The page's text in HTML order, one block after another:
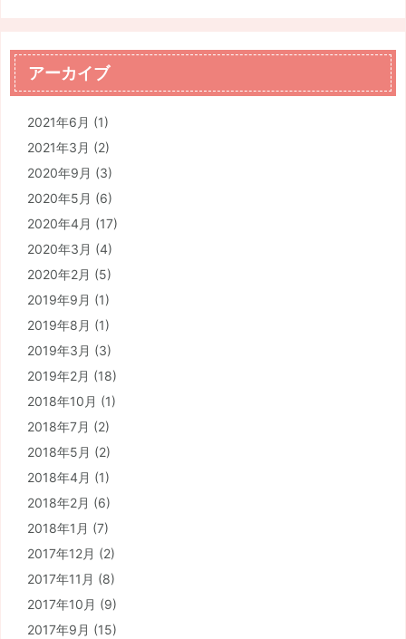
アーカイブ
2021年6月 (1)
2021年3月 (2)
2020年9月 (3)
2020年5月 (6)
2020年4月 (17)
2020年3月 (4)
2020年2月 (5)
2019年9月 (1)
2019年8月 (1)
2019年3月 (3)
2019年2月 (18)
2018年10月 (1)
2018年7月 (2)
2018年5月 (2)
2018年4月 (1)
2018年2月 (6)
2018年1月 (7)
2017年12月 (2)
2017年11月 (8)
2017年10月 (9)
2017年9月 (15)